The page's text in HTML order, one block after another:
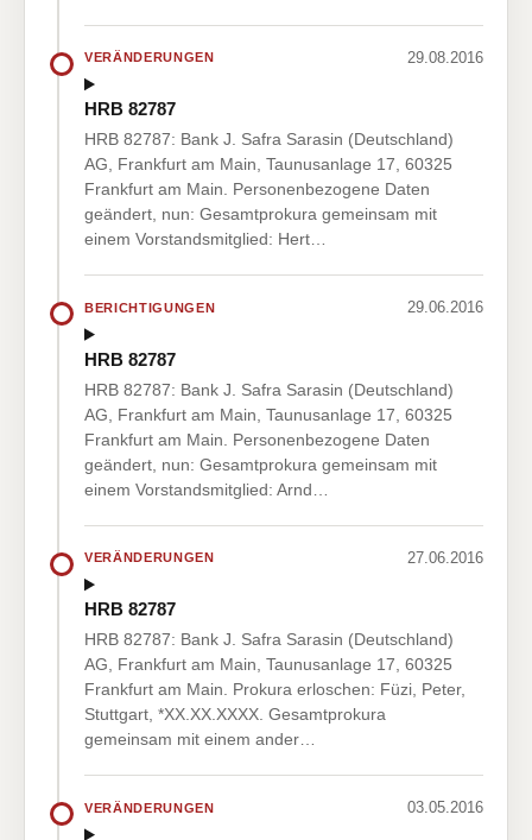
VERÄNDERUNGEN 29.08.2016
HRB 82787
HRB 82787: Bank J. Safra Sarasin (Deutschland)
AG, Frankfurt am Main, Taunusanlage 17, 60325
Frankfurt am Main. Personenbezogene Daten
geändert, nun: Gesamtprokura gemeinsam mit
einem Vorstandsmitglied: Hert…
BERICHTIGUNGEN 29.06.2016
HRB 82787
HRB 82787: Bank J. Safra Sarasin (Deutschland)
AG, Frankfurt am Main, Taunusanlage 17, 60325
Frankfurt am Main. Personenbezogene Daten
geändert, nun: Gesamtprokura gemeinsam mit
einem Vorstandsmitglied: Arnd…
VERÄNDERUNGEN 27.06.2016
HRB 82787
HRB 82787: Bank J. Safra Sarasin (Deutschland)
AG, Frankfurt am Main, Taunusanlage 17, 60325
Frankfurt am Main. Prokura erloschen: Füzi, Peter,
Stuttgart, *XX.XX.XXXX. Gesamtprokura
gemeinsam mit einem ander…
VERÄNDERUNGEN 03.05.2016